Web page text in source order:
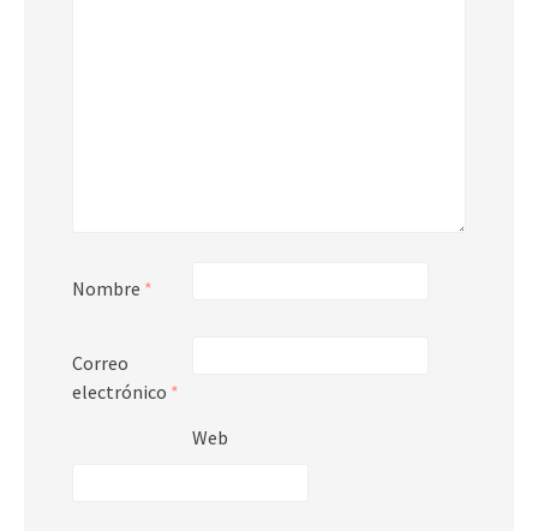
Nombre *
Correo
electrónico *
Web